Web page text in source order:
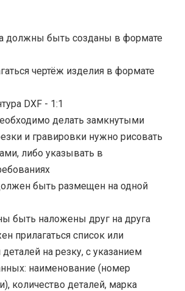
должны быть созданы в формате
чертёж изделия в формате
DXF - 1:1
делать замкнутыми
и гравировки нужно рисовать
либо указывать в
быть размещен на одной
быть наложены друг на друга
прилагаться список или
на резку, с указанием
наименование (номер
количество деталей, марка